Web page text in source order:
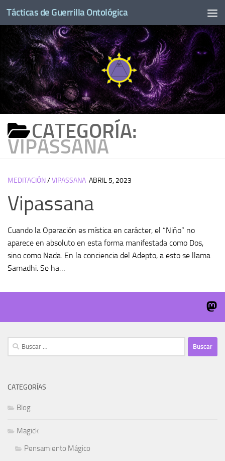
Saltar al contenido
Tácticas de Guerrilla Ontológica
CATEGORÍA:
VIPASSANA
MEDITACIÓN/VIPASSANA ABRIL 5, 2023
Vipassana
Cuando la Operación es mística en carácter, el “Niño” no
aparece en absoluto en esta forma manifestada como Dos,
sino como Nada. En la conciencia del Adepto, a esto se llama
Samadhi. Se ha…
Buscar:
CATEGORÍAS
Blog
Magick
Pensamiento Mágico